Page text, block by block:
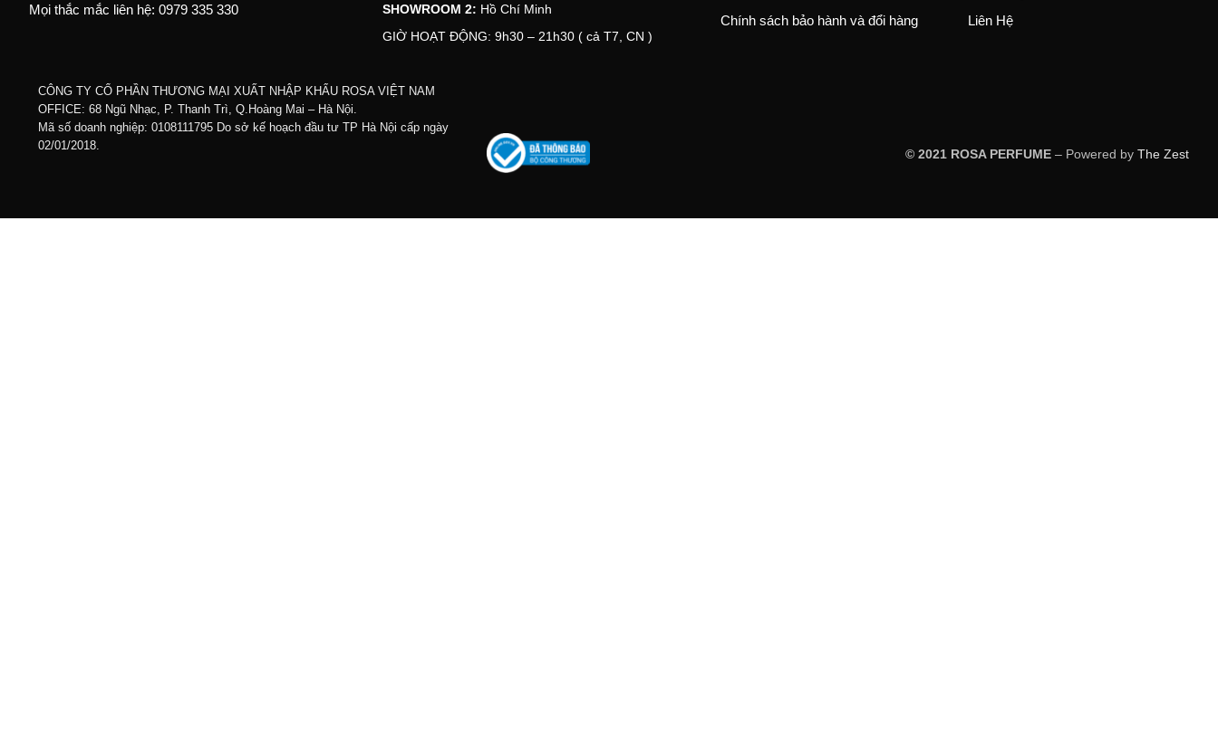
Mọi thắc mắc liên hệ: 0979 335 330
SHOWROOM 2: Hồ Chí Minh
GIỜ HOẠT ĐỘNG: 9h30 – 21h30 ( cả T7, CN )
Chính sách bảo hành và đổi hàng
Liên Hệ
CÔNG TY CỔ PHẦN THƯƠNG MẠI XUẤT NHẬP KHẨU ROSA VIỆT NAM
OFFICE: 68 Ngũ Nhạc, P. Thanh Trì, Q.Hoàng Mai – Hà Nội.
Mã số doanh nghiệp: 0108111795 Do sở kế hoạch đầu tư TP Hà Nội cấp ngày
02/01/2018.
© 2021 ROSA PERFUME – Powered by The Zest